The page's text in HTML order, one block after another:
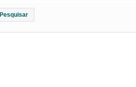
Pesquisar